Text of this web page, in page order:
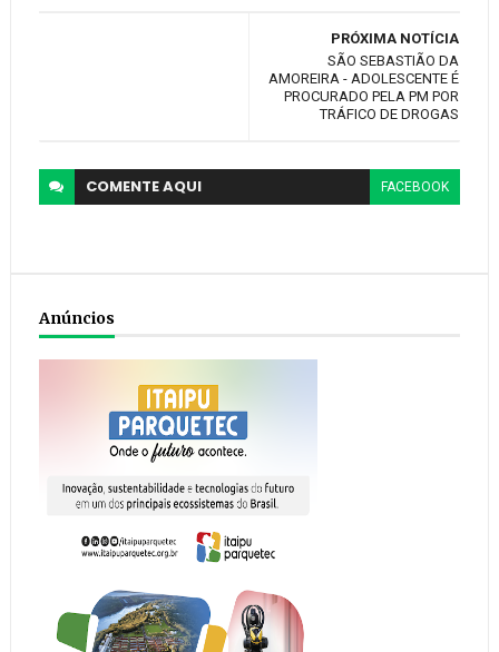
PRÓXIMA NOTÍCIA
SÃO SEBASTIÃO DA
AMOREIRA - ADOLESCENTE É
PROCURADO PELA PM POR
TRÁFICO DE DROGAS
COMENTEAQUI FACEBOOK
Anúncios